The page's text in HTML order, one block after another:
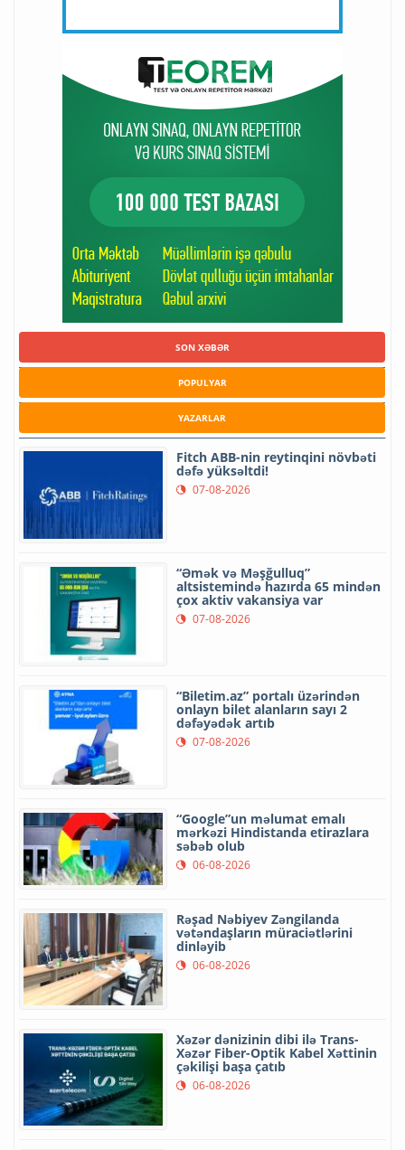
SON XƏBƏR
POPULYAR
YAZARLAR
Fitch ABB-nin reytinqini növbəti
dəfə yüksəltdi!
07-08-2026
“Əmək və Məşğulluq”
altsistemində hazırda 65 mindən
çox aktiv vakansiya var
07-08-2026
“Biletim.az” portalı üzərindən
onlayn bilet alanların sayı 2
dəfəyədək artıb
07-08-2026
“Google”un məlumat emalı
mərkəzi Hindistanda etirazlara
səbəb olub
06-08-2026
Rəşad Nəbiyev Zəngilanda
vətəndaşların müraciətlərini
dinləyib
06-08-2026
Xəzər dənizinin dibi ilə Trans-
Xəzər Fiber-Optik Kabel Xəttinin
çəkilişi başa çatıb
06-08-2026